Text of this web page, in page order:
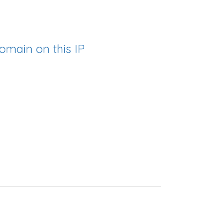
on this IP